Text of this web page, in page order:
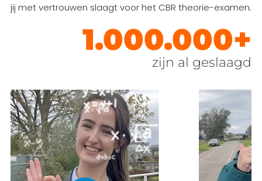
jij met vertrouwen slaagt voor het CBR theorie-examen.
1.000.000+
zijn al geslaagd